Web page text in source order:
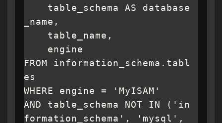
_name,
FROM information_schema.tabl
es
WHERE engine = 'MyISAM'
AND table_schema NOT IN ('in
formation_schema', 'mysql',